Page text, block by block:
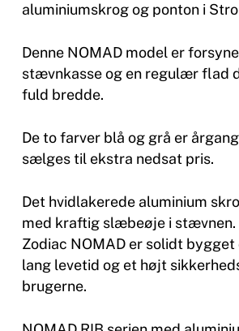
aluminiumskrog og ponton i
Denne NOMAD model er
stævnkasse og en regulær flad
fuld bredde.
De to farver blå og grå er
sælges til ekstra nedsat pris.
Det hvidlakerede aluminium
med kraftig slæbeøje i stævnen.
Zodiac NOMAD er solidt
lang levetid og et højt
brugerne.